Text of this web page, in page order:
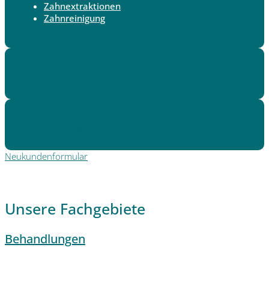
Zahnextraktionen
Zahnreinigung
Neukundenformular
Unsere Fachgebiete
Behandlungen